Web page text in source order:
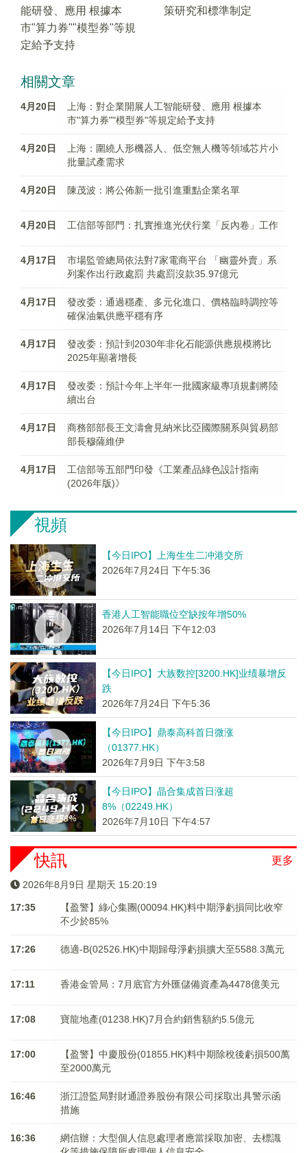
能研發、應用 根據本
市"算力券""模型券"等規
定給予支持
策研究和標準制定
相關文章
4月20日
上海：對企業開展人工智能研發、應用 根據本
市"算力券""模型券"等規定給予支持
4月20日
上海：圍繞人形機器人、低空無人機等領域芯片小
批量試產需求
4月20日 陳茂波：​將公佈新一批引進重點企業名單
4月20日 工信部等部門：扎實推進光伏行業「反內卷」工作​
4月17日
市場監管總局依法對7家電商平台 「幽靈外賣」系
列案作出行政處罰 共處罰沒款35.97億元
4月17日
發改委：通過穩產、多元化進口、價格臨時調控等
確保油氣供應平穩有序
4月17日
發改委：預計到2030年非化石能源供應規模將比
2025年顯著增長
4月17日
發改委：預計今年上半年一批國家級專項規劃將陸
續出台
4月17日
商務部部長王文濤會見納米比亞國際關系與貿易部
部長穆薩維伊
4月17日
工信部等五部門印發《工業產品綠色設計指南
(2026年版)》
視頻
【今日IPO】上海生生二冲港交所
2026年7月24日 下午5:36
香港人工智能職位空缺按年增50%
2026年7月14日 下午12:03
【今日IPO】大族数控[3200.HK]业绩暴增反
跌
2026年7月24日 下午5:36
【今日IPO】鼎泰高科首日微涨
（01377.HK）
2026年7月9日 下午3:58
【今日IPO】晶合集成首日涨超
8%（02249.HK）
2026年7月10日 下午4:57
更多
快訊
2026年8月9日 星期天 15:20:19
17:35
【盈警】綠心集團(00094.HK)料中期淨虧損同比收窄
不少於85%
17:26 德適-B(02526.HK)中期歸母淨虧損擴大至5588.3萬元
17:11 香港金管局：7月底官方外匯儲備資產為4478億美元
17:08 寶龍地產(01238.HK)7月合約銷售額約5.5億元
17:00
【盈警】中慶股份(01855.HK)料中期除稅後虧損500萬
至2000萬元
16:46
浙江證監局對財通證券股份有限公司採取出具警示函
措施
16:36
網信辦：大型個人信息處理者應當採取加密、去標識